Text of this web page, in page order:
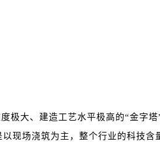
极大、建造工艺水平极高的“金
现场浇筑为主，整个行业的科技含